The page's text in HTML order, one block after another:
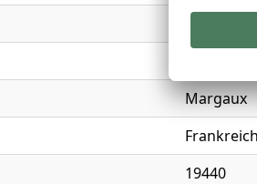
Margaux
Frankreich
19440